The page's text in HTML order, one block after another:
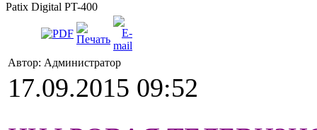
Patix Digital PT-400
Автор: Администратор
17.09.2015 09:52